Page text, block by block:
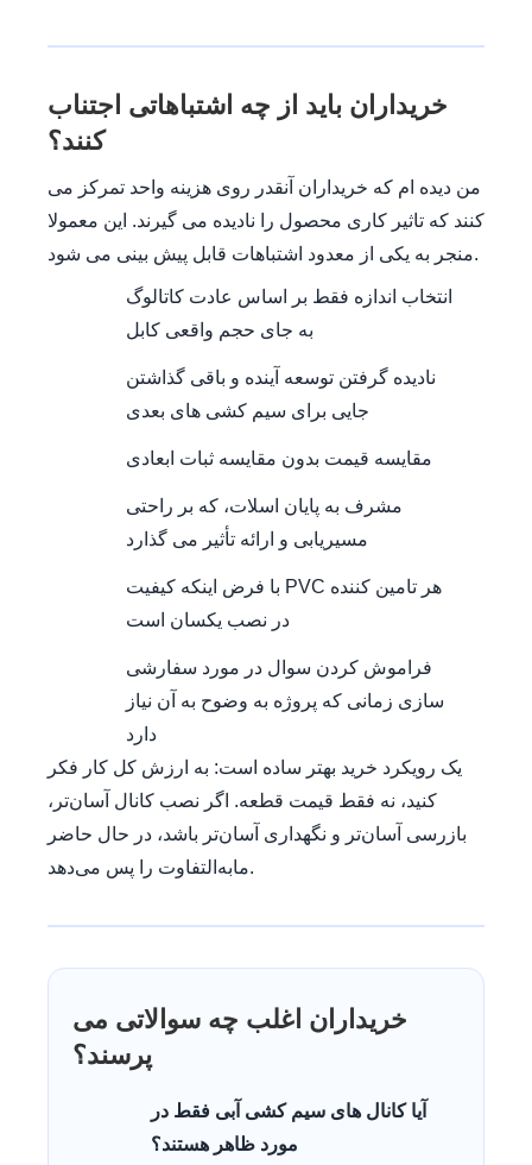
خریداران باید از چه اشتباهاتی اجتناب
کنند؟
من دیده ام که خریداران آنقدر روی هزینه واحد تمرکز می
کنند که تاثیر کاری محصول را نادیده می گیرند. این معمولا
منجر به یکی از معدود اشتباهات قابل پیش بینی می شود.
انتخاب اندازه فقط بر اساس عادت کاتالوگ
به جای حجم واقعی کابل
نادیده گرفتن توسعه آینده و باقی گذاشتن
جایی برای سیم کشی های بعدی
مقایسه قیمت بدون مقایسه ثبات ابعادی
مشرف به پایان اسلات، که بر راحتی
مسیریابی و ارائه تأثیر می گذارد
با فرض اینکه کیفیت PVC هر تامین کننده
در نصب یکسان است
فراموش کردن سوال در مورد سفارشی
سازی زمانی که پروژه به وضوح به آن نیاز
دارد
یک رویکرد خرید بهتر ساده است: به ارزش کل کار فکر
کنید، نه فقط قیمت قطعه. اگر نصب کانال آسان‌تر،
بازرسی آسان‌تر و نگهداری آسان‌تر باشد، در حال حاضر
مابه‌التفاوت را پس می‌دهد.
خریداران اغلب چه سوالاتی می
پرسند؟
آیا کانال های سیم کشی آبی فقط در
مورد ظاهر هستند؟